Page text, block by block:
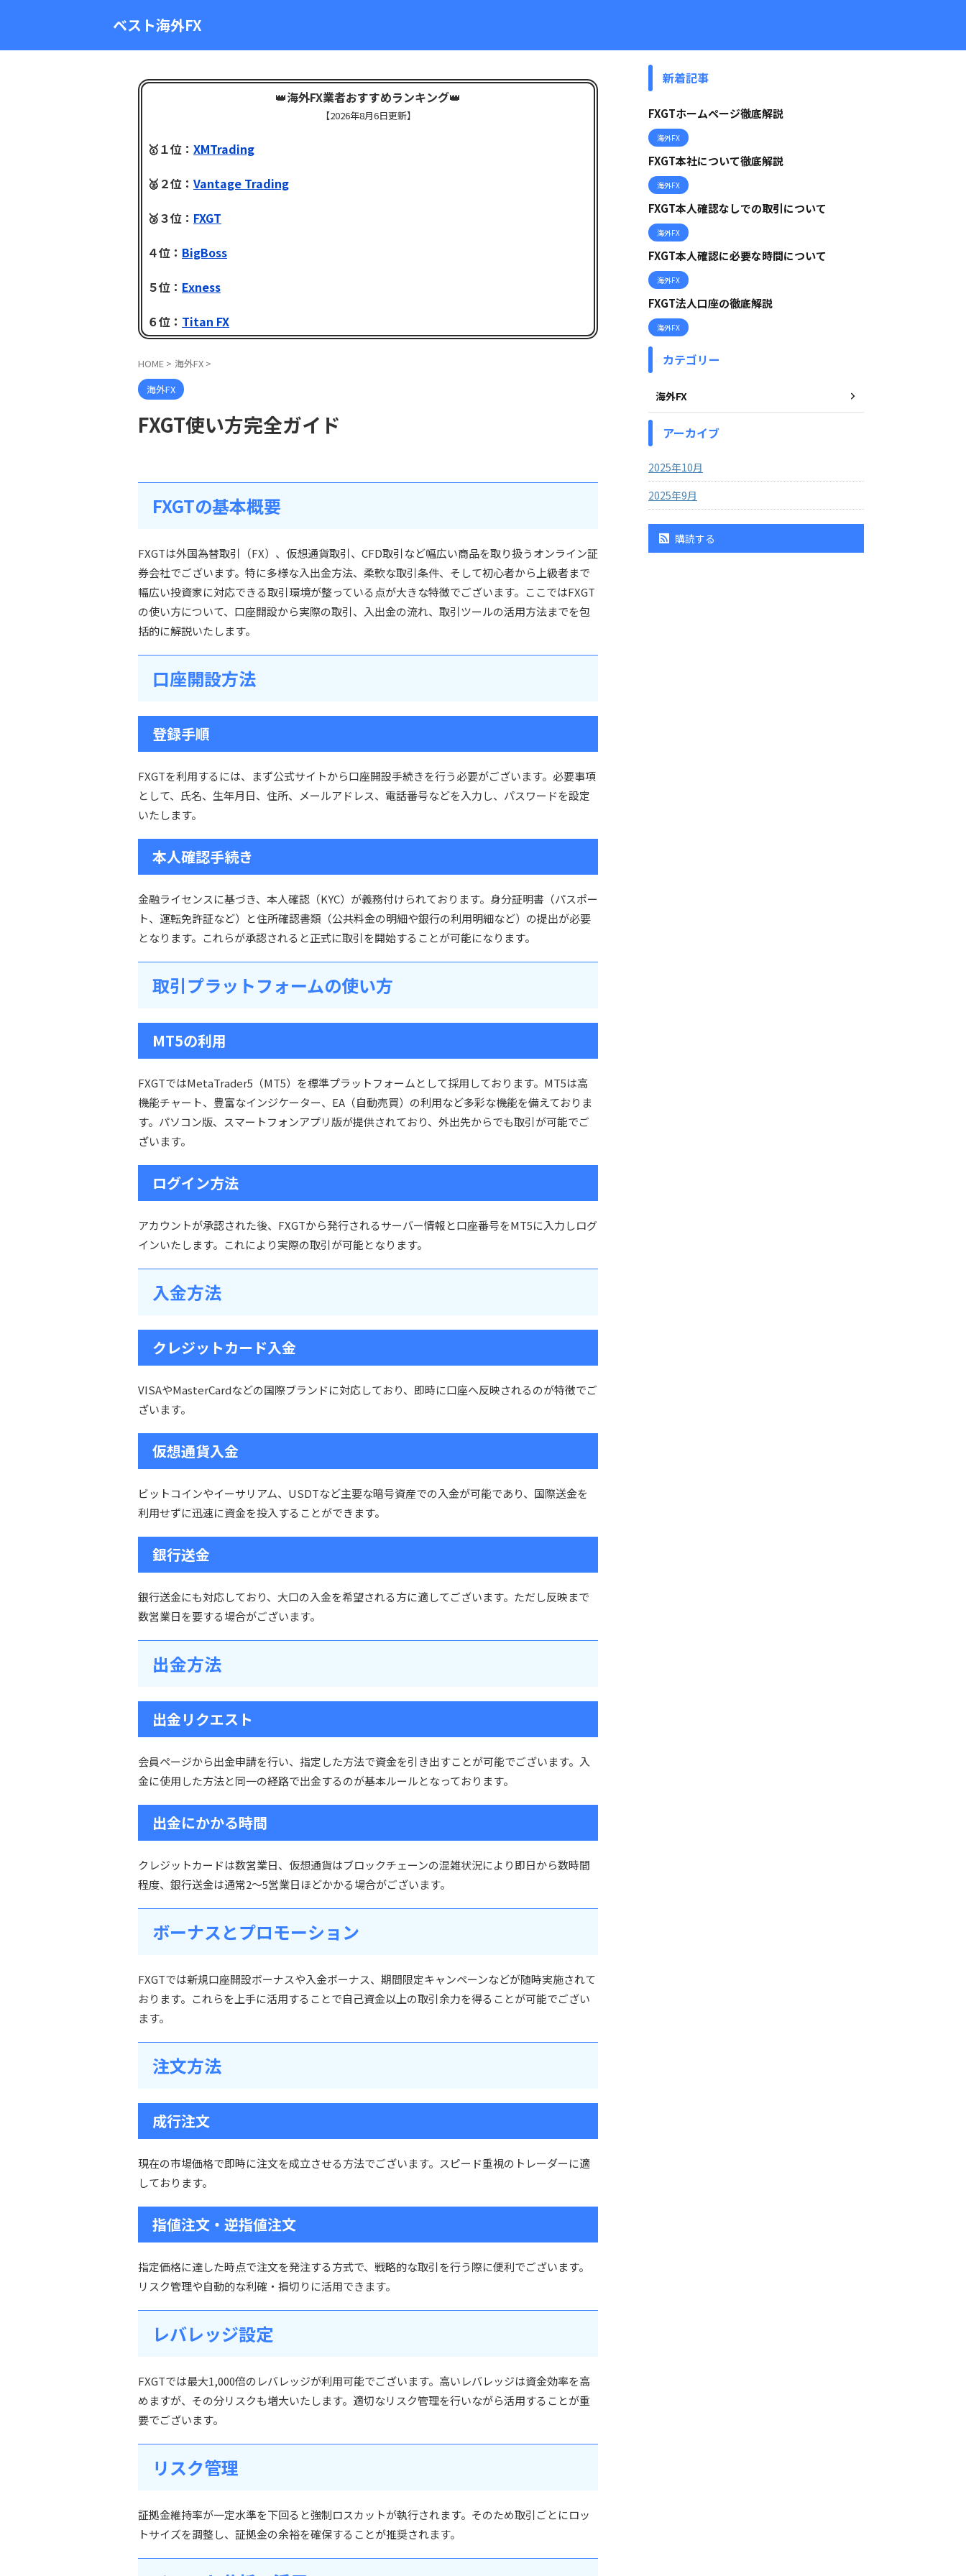
ベスト海外FX
👑海外FX業者おすすめランキング👑
【2026年8月6日更新】
🥇１位： XMTrading
🥈２位： Vantage Trading
🥉３位： FXGT
４位： BigBoss
５位： Exness
６位： Titan FX
HOME > 海外FX >
海外FX
FXGT使い方完全ガイド
FXGTの基本概要
FXGTは外国為替取引（FX）、仮想通貨取引、CFD取引など幅広い商品を取り扱うオンライン証
券会社でございます。特に多様な入出金方法、柔軟な取引条件、そして初心者から上級者まで
幅広い投資家に対応できる取引環境が整っている点が大きな特徴でございます。ここではFXGT
の使い方について、口座開設から実際の取引、入出金の流れ、取引ツールの活用方法までを包
括的に解説いたします。
口座開設方法
登録手順
FXGTを利用するには、まず公式サイトから口座開設手続きを行う必要がございます。必要事項
として、氏名、生年月日、住所、メールアドレス、電話番号などを入力し、パスワードを設定
いたします。
本人確認手続き
金融ライセンスに基づき、本人確認（KYC）が義務付けられております。身分証明書（パスポー
ト、運転免許証など）と住所確認書類（公共料金の明細や銀行の利用明細など）の提出が必要
となります。これらが承認されると正式に取引を開始することが可能になります。
取引プラットフォームの使い方
MT5の利用
FXGTではMetaTrader5（MT5）を標準プラットフォームとして採用しております。MT5は高
機能チャート、豊富なインジケーター、EA（自動売買）の利用など多彩な機能を備えておりま
す。パソコン版、スマートフォンアプリ版が提供されており、外出先からでも取引が可能でご
ざいます。
ログイン方法
アカウントが承認された後、FXGTから発行されるサーバー情報と口座番号をMT5に入力しログ
インいたします。これにより実際の取引が可能となります。
入金方法
クレジットカード入金
VISAやMasterCardなどの国際ブランドに対応しており、即時に口座へ反映されるのが特徴でご
ざいます。
仮想通貨入金
ビットコインやイーサリアム、USDTなど主要な暗号資産での入金が可能であり、国際送金を
利用せずに迅速に資金を投入することができます。
銀行送金
銀行送金にも対応しており、大口の入金を希望される方に適してございます。ただし反映まで
数営業日を要する場合がございます。
出金方法
出金リクエスト
会員ページから出金申請を行い、指定した方法で資金を引き出すことが可能でございます。入
金に使用した方法と同一の経路で出金するのが基本ルールとなっております。
出金にかかる時間
クレジットカードは数営業日、仮想通貨はブロックチェーンの混雑状況により即日から数時間
程度、銀行送金は通常2～5営業日ほどかかる場合がございます。
ボーナスとプロモーション
FXGTでは新規口座開設ボーナスや入金ボーナス、期間限定キャンペーンなどが随時実施されて
おります。これらを上手に活用することで自己資金以上の取引余力を得ることが可能でござい
ます。
注文方法
成行注文
現在の市場価格で即時に注文を成立させる方法でございます。スピード重視のトレーダーに適
しております。
指値注文・逆指値注文
指定価格に達した時点で注文を発注する方式で、戦略的な取引を行う際に便利でございます。
リスク管理や自動的な利確・損切りに活用できます。
レバレッジ設定
FXGTでは最大1,000倍のレバレッジが利用可能でございます。高いレバレッジは資金効率を高
めますが、その分リスクも増大いたします。適切なリスク管理を行いながら活用することが重
要でございます。
リスク管理
証拠金維持率が一定水準を下回ると強制ロスカットが執行されます。そのため取引ごとにロッ
トサイズを調整し、証拠金の余裕を確保することが推奨されます。
新着記事
FXGTホームページ徹底解説
海外FX
FXGT本社について徹底解説
海外FX
FXGT本人確認なしでの取引について
海外FX
FXGT本人確認に必要な時間について
海外FX
FXGT法人口座の徹底解説
海外FX
カテゴリー
海外FX
アーカイブ
2025年10月
2025年9月
購読する